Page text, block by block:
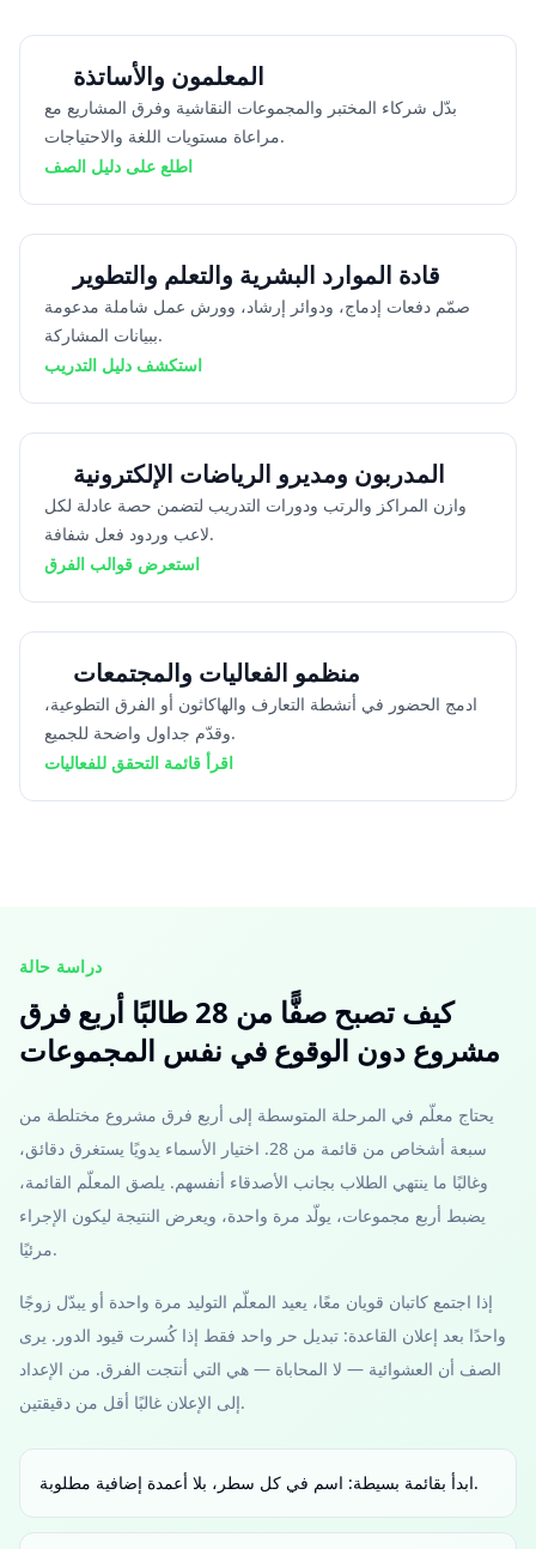
المعلمون والأساتذة
بدّل شركاء المختبر والمجموعات النقاشية وفرق المشاريع مع
مراعاة مستويات اللغة والاحتياجات.
اطلع على دليل الصف
قادة الموارد البشرية والتعلم والتطوير
صمّم دفعات إدماج، ودوائر إرشاد، وورش عمل شاملة مدعومة
ببيانات المشاركة.
استكشف دليل التدريب
المدربون ومديرو الرياضات الإلكترونية
وازن المراكز والرتب ودورات التدريب لتضمن حصة عادلة لكل
لاعب وردود فعل شفافة.
استعرض قوالب الفرق
منظمو الفعاليات والمجتمعات
ادمج الحضور في أنشطة التعارف والهاكاثون أو الفرق التطوعية،
وقدّم جداول واضحة للجميع.
اقرأ قائمة التحقق للفعاليات
دراسة حالة
كيف تصبح صفًّا من 28 طالبًا أربع فرق
مشروع دون الوقوع في نفس المجموعات
يحتاج معلّم في المرحلة المتوسطة إلى أربع فرق مشروع مختلطة من
سبعة أشخاص من قائمة من 28. اختيار الأسماء يدويًا يستغرق دقائق،
وغالبًا ما ينتهي الطلاب بجانب الأصدقاء أنفسهم. يلصق المعلّم القائمة،
يضبط أربع مجموعات، يولّد مرة واحدة، ويعرض النتيجة ليكون الإجراء
مرئيًا.
إذا اجتمع كاتبان قويان معًا، يعيد المعلّم التوليد مرة واحدة أو يبدّل زوجًا
واحدًا بعد إعلان القاعدة: تبديل حر واحد فقط إذا كُسرت قيود الدور. يرى
الصف أن العشوائية — لا المحاباة — هي التي أنتجت الفرق. من الإعداد
إلى الإعلان غالبًا أقل من دقيقتين.
ابدأ بقائمة بسيطة: اسم في كل سطر، بلا أعمدة إضافية مطلوبة.